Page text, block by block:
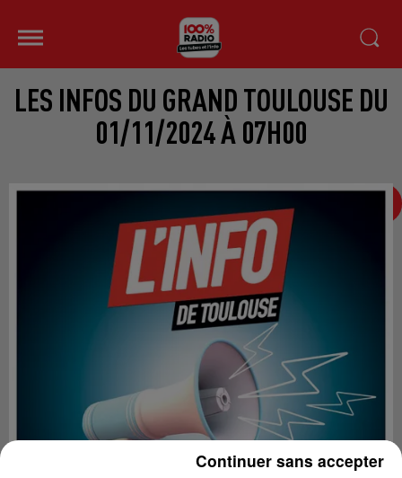
LES INFOS DU GRAND TOULOUSE DU
01/11/2024 À 07H00
Continuer sans accepter